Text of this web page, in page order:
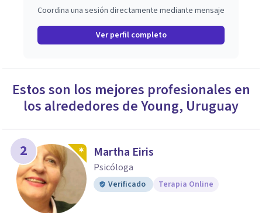
Coordina una sesión directamente mediante mensaje
Ver perfil completo
Estos son los mejores profesionales en
los alrededores deYoung, Uruguay
2 Martha Eiris
Psicóloga
Verificado Terapia Online